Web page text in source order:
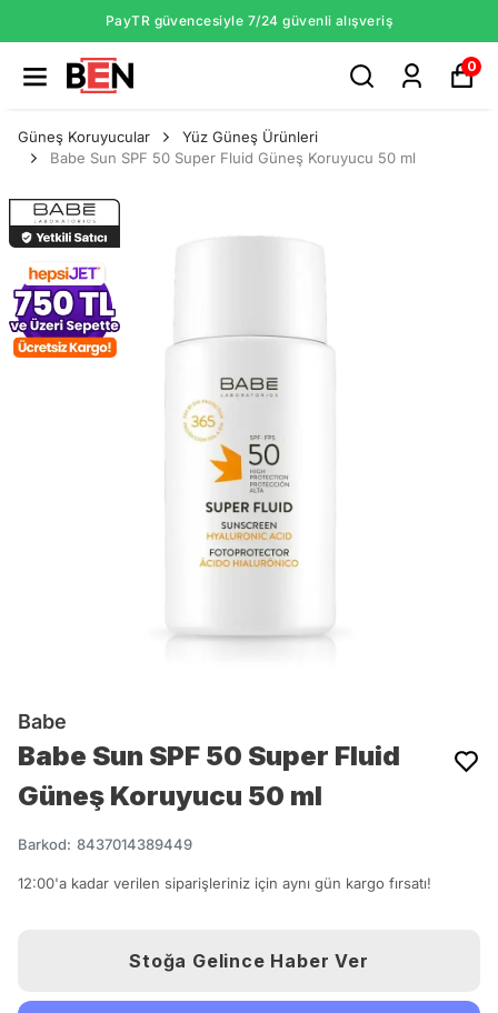
PayTR güvencesiyle 7/24 güvenli alışveriş
0
Güneş Koruyucular
Yüz Güneş Ürünleri
Babe Sun SPF 50 Super Fluid Güneş Koruyucu 50 ml
Babe
Babe Sun SPF 50 Super Fluid
Güneş Koruyucu 50 ml
Barkod: 8437014389449
12:00'a kadar verilen siparişleriniz için aynı gün kargo fırsatı!
Stoğa Gelince Haber Ver